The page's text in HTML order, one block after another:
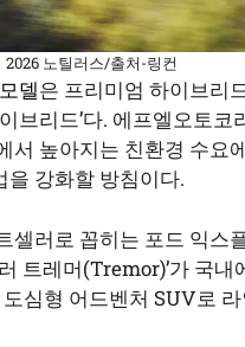
2026 노틸러스/출처-링컨
모델은 프리미엄 하이브리
브리드’다. 에프엘오토코
서 높아지는 친환경 수요
강화할 방침이다.
셀러로 꼽히는 포드 익스
트레머(Tremor)’가 국내
심형 어드벤처 SUV로